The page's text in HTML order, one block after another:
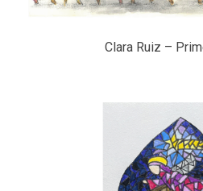
Clara Ruiz –